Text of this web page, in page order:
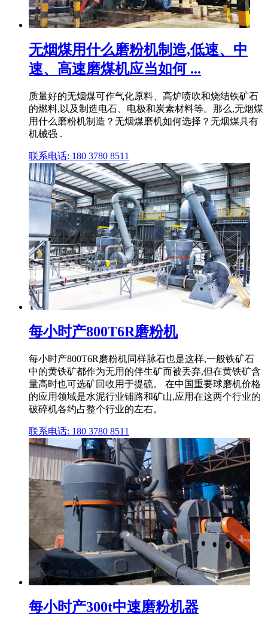
无烟煤用什么磨粉机制造,低速、中
速、高速磨煤机应当如何 ...
质量好的无烟煤可作气化原料、高炉喷吹和烧结铁矿石
的燃料,以及制造电石、电极和炭素材料等。那么,无烟煤
用什么磨粉机制造？无烟煤磨机如何选择？无烟煤具有
机械强 .
联系电话: 180 3780 8511
每小时产800T6R磨粉机
每小时产800T6R磨粉机同样脉石也是这样,一般铁矿石
中的黄铁矿都作为无用的伴生矿而被丢弃,但在黄铁矿含
量高时也可选矿回收用于提硫。 在中国重要球磨机价格
的应用领域是水泥行业铺路和矿山,应用在这两个行业的
破碎机各约占整个行业的左右。
联系电话: 180 3780 8511
每小时产300t中速磨粉机器